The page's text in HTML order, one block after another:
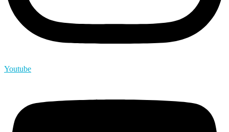
Youtube